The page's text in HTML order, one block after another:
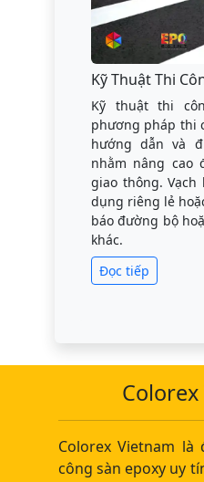
Kỹ Thuật Thi
Kỹ thuật thi
phương pháp thi
hướng dẫn và
nhằm nâng cao
giao thông.
dụng riêng lẻ
báo đường bộ
khác.
Đọc tiếp
Colorex Vietnam
công sàn epoxy uy